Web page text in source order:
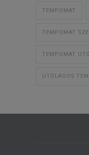
TEMPOMAT
TEMPOMAT
TEMPOMAT
UTÓLAGOS